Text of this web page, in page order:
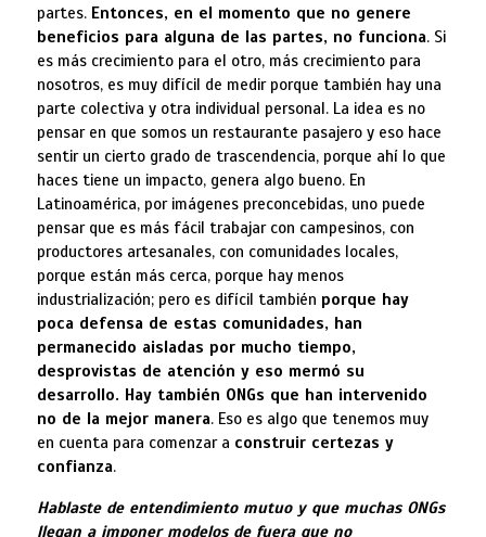
partes. Entonces, en el momento que no genere
beneficios para alguna de las partes, no funciona. Si
es más crecimiento para el otro, más crecimiento para
nosotros, es muy difícil de medir porque también hay una
parte colectiva y otra individual personal. La idea es no
pensar en que somos un restaurante pasajero y eso hace
sentir un cierto grado de trascendencia, porque ahí lo que
haces tiene un impacto, genera algo bueno. En
Latinoamérica, por imágenes preconcebidas, uno puede
pensar que es más fácil trabajar con campesinos, con
productores artesanales, con comunidades locales,
porque están más cerca, porque hay menos
industrialización; pero es difícil también porque hay
poca defensa de estas comunidades, han
permanecido aisladas por mucho tiempo,
desprovistas de atención y eso mermó su
desarrollo. Hay también ONGs que han intervenido
no de la mejor manera. Eso es algo que tenemos muy
en cuenta para comenzar a construir certezas y
confianza.
Hablaste de entendimiento mutuo y que muchas ONGs
llegan a imponer modelos de fuera que no